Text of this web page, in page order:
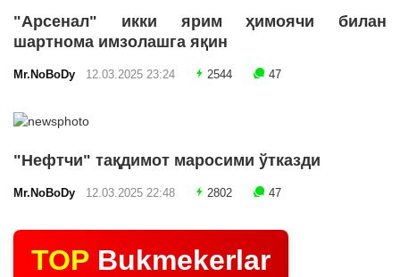
"Арсенал" икки ярим ҳимоячи билан
шартнома имзолашга яқин
Mr.NoBoDy 12.03.2025 23:24 2544 47
"Нефтчи" тақдимот маросими ўтказди
Mr.NoBoDy 12.03.2025 22:48 2802 47
TOP Bukmekerlar